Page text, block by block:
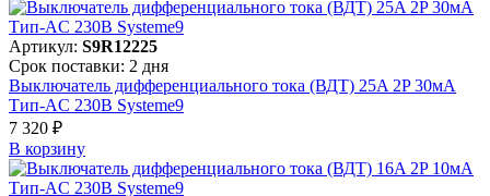
Артикул: S9R12225
Срок поставки: 2 дня
Выключатель дифференциального тока (ВДТ) 25A 2P 30мА
Тип-AC 230В Systeme9
7 320 ₽
В корзинy